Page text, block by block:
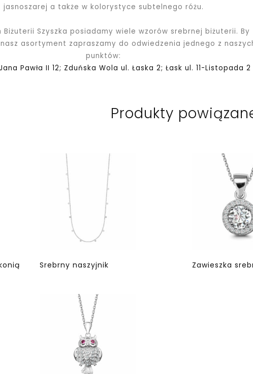
jasnoszarej a także w kolorystyce subtelnego różu.
Biżuterii Szyszka posiadamy wiele wzorów srebrnej biżuterii. By
asortyment zapraszamy do odwiedzenia jednego z
punktów:
Pawła II 12; Zduńska Wola ul. Łaska 2; Łask ul. 11-Listopada 2
Produkty
Srebrny naszyjnik Zawieszka